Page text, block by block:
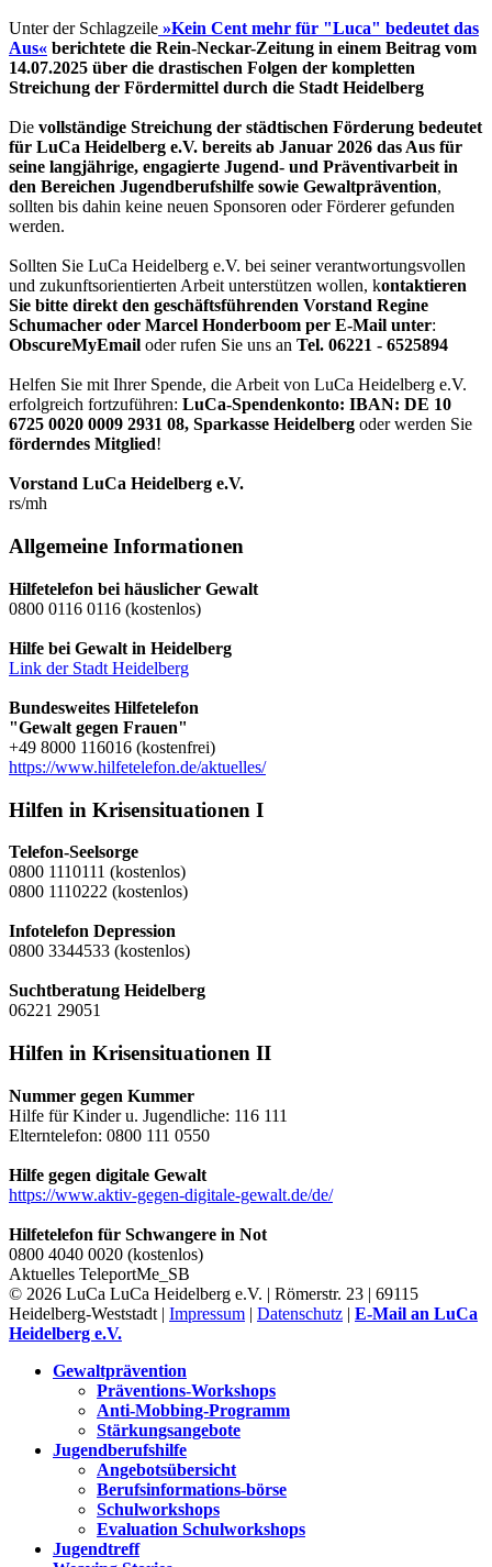
Unter der Schlagzeile »Kein Cent mehr für "Luca" bedeutet das
Aus« berichtete die Rein-Neckar-Zeitung in einem Beitrag vom
14.07.2025 über die drastischen Folgen der kompletten
Streichung der Fördermittel durch die Stadt Heidelberg
Die vollständige Streichung der städtischen Förderung bedeutet
für LuCa Heidelberg e.V. bereits ab Januar 2026 das Aus für
seine langjährige, engagierte Jugend- und Präventivarbeit in
den Bereichen Jugendberufshilfe sowie Gewaltprävention,
sollten bis dahin keine neuen Sponsoren oder Förderer gefunden
werden.
Sollten Sie LuCa Heidelberg e.V. bei seiner verantwortungsvollen
und zukunftsorientierten Arbeit unterstützen wollen, kontaktieren
Sie bitte direkt den geschäftsführenden Vorstand Regine
Schumacher oder Marcel Honderboom per E-Mail unter:
ObscureMyEmail oder rufen Sie uns an Tel. 06221 - 6525894
Helfen Sie mit Ihrer Spende, die Arbeit von LuCa Heidelberg e.V.
erfolgreich fortzuführen: LuCa-Spendenkonto: IBAN: DE 10
6725 0020 0009 2931 08, Sparkasse Heidelberg oder werden Sie
förderndes Mitglied!
Vorstand LuCa Heidelberg e.V.
rs/mh
Allgemeine Informationen
Hilfetelefon bei häuslicher Gewalt
0800 0116 0116 (kostenlos)
Hilfe bei Gewalt in Heidelberg
Link der Stadt Heidelberg
Bundesweites Hilfetelefon
"Gewalt gegen Frauen"
+49 8000 116016 (kostenfrei)
https://www.hilfetelefon.de/aktuelles/
Hilfen in Krisensituationen I
Telefon-Seelsorge
0800 1110111 (kostenlos)
0800 1110222 (kostenlos)
Infotelefon Depression
0800 3344533 (kostenlos)
Suchtberatung Heidelberg
06221 29051
Hilfen in Krisensituationen II
Nummer gegen Kummer
Hilfe für Kinder u. Jugendliche: 116 111
Elterntelefon: 0800 111 0550
Hilfe gegen digitale Gewalt
https://www.aktiv-gegen-digitale-gewalt.de/de/
Hilfetelefon für Schwangere in Not
0800 4040 0020 (kostenlos)
Aktuelles TeleportMe_SB
© 2026 LuCa LuCa Heidelberg e.V. | Römerstr. 23 | 69115
Heidelberg-Weststadt | Impressum | Datenschutz | E-Mail an LuCa
Heidelberg e.V.
Gewaltprävention
Präventions-Workshops
Anti-Mobbing-Programm
Stärkungsangebote
Jugendberufshilfe
Angebotsübersicht
Berufsinformations-börse
Schulworkshops
Evaluation Schulworkshops
Jugendtreff